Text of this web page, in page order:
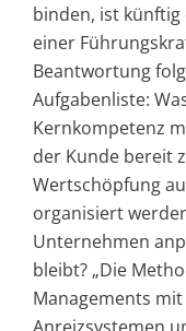
binden, ist
einer
Beantwortung
Aufgabenliste:
Kernkompetenz
der Kunde bereit
Wertschöpfung
organisiert
Unternehmen
bleibt? „Die
Managements